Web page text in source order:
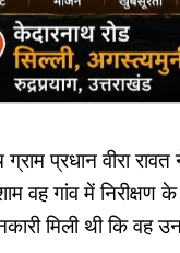
ग्राम प्रधान वीरा
वह गांव में
मिली थी कि